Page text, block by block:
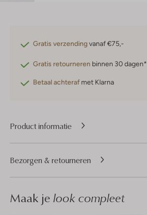
Gratis verzendingvanaf €75,-
Gratis retourneren binnen 30 dagen*
Betaal achteraf met Klarna
Product informatie
Bezorgen & retourneren
Maak je look compleet